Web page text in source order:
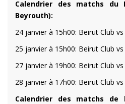
Calendrier des matchs du
Beyrouth):
24 janvier à 15h00: Beirut Club vs
25 janvier à 15h00: Beirut Club vs
27 janvier à 19h00: Beirut Club
28 janvier à 17h00: Beirut Club
Calendrier des matchs de